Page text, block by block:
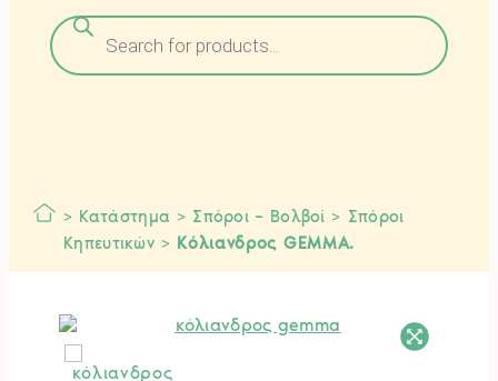
Αναζήτηση
προϊόντων
> Κατάστημα > Σπόροι – Βολβοί > Σπόροι
Κηπευτικών > Κόλιανδρος GEMMA.